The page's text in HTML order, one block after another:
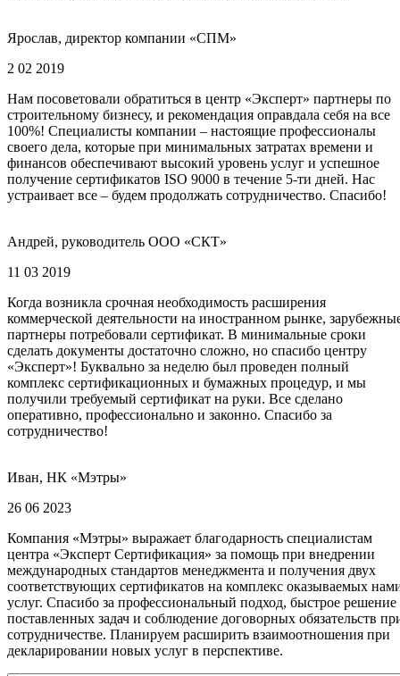
Ярослав, директор компании «СПМ»
2 02 2019
Нам посоветовали обратиться в центр «Эксперт» партнеры по
строительному бизнесу, и рекомендация оправдала себя на все
100%! Специалисты компании – настоящие профессионалы
своего дела, которые при минимальных затратах времени и
финансов обеспечивают высокий уровень услуг и успешное
получение сертификатов ISO 9000 в течение 5-ти дней. Нас
устраивает все – будем продолжать сотрудничество. Спасибо!
Андрей, руководитель ООО «СКТ»
11 03 2019
Когда возникла срочная необходимость расширения
коммерческой деятельности на иностранном рынке,
партнеры потребовали сертификат. В минимальные сроки
сделать документы достаточно сложно, но спасибо центру
«Эксперт»! Буквально за неделю был проведен полный
комплекс сертификационных и бумажных процедур, и мы
получили требуемый сертификат на руки. Все сделано
оперативно, профессионально и законно. Спасибо за
сотрудничество!
Иван, НК «Мэтры»
26 06 2023
Компания «Мэтры» выражает благодарность специалистам
центра «Эксперт Сертификация» за помощь при внедрении
международных стандартов менеджмента и получения двух
соответствующих сертификатов на комплекс оказываемых
услуг. Спасибо за профессиональный подход, быстрое решение
поставленных задач и соблюдение договорных обязательств
сотрудничестве. Планируем расширить взаимоотношения при
декларировании новых услуг в перспективе.